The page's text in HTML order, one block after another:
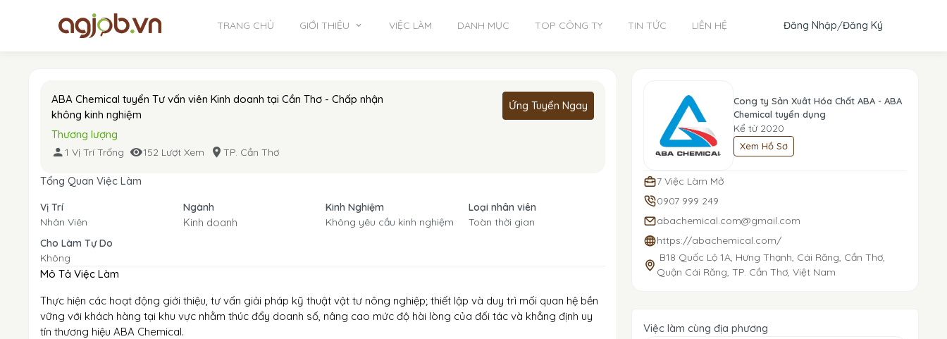
TRANG CHỦ GIỚI THIỆU VIỆC LÀM DANH MỤC TOP CÔNG TY TIN TỨC LIÊN HỆ Đăng Nhập/Đăng Ký
ABA Chemical tuyển Tư vấn viên Kinh doanh tại Cần Thơ - Chấp nhận
không kinh nghiệm
Ứng Tuyển Ngay
Thương lượng
1 Vị Trí Trống 152 Lượt Xem TP. Cần Thơ
Tổng Quan Việc Làm
Vị Trí
Nhân Viên
Ngành
Kinh doanh
Kinh Nghiệm
Không yêu cầu kinh nghiệm
Loại nhân viên
Toàn thời gian
Cho Làm Tự Do
Không
Mô Tả Việc Làm
Thực hiện các hoạt động giới thiệu, tư vấn giải pháp kỹ thuật vật tư nông nghiệp; thiết lập và duy trì mối quan hệ bền
vững với khách hàng tại khu vực nhằm thúc đẩy doanh số, nâng cao mức độ hài lòng của đối tác và khẳng định uy
tín thương hiệu ABA Chemical.
Cong ty Sản Xuât Hóa Chất ABA - ABA
Chemical tuyển dụng
Kể từ 2020
Xem Hồ Sơ
7 Việc Làm Mở
0907 999 249
abachemical.com@gmail.com
https://abachemical.com/
B18 Quốc Lộ 1A, Hưng Thạnh, Cái Răng, Cần Thơ,
Quận Cái Răng, TP. Cần Thơ, Việt Nam
Việc làm cùng địa phương